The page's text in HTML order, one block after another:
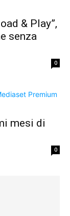
& Play”,
senza
0
mesi di
0